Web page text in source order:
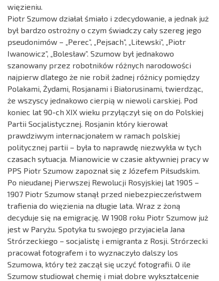
więzieniu.
Piotr Szumow działał śmiało i zdecydowanie, a jednak już
był bardzo ostrożny o czym świadczy cały szereg jego
pseudonimów – „Perec”, „Pejsach”, „Litewski”, „Piotr
Iwanowicz”, „Bolesław”. Szumow był jednakowo
szanowany przez robotników różnych narodowości
najpierw dlatego że nie robił żadnej różnicy pomiędzy
Polakami, Żydami, Rosjanami i Białorusinami, twierdząc,
że wszyscy jednakowo cierpią w niewoli carskiej. Pod
koniec lat 90-ch XIX wieku przyłączył się on do Polskiej
Partii Socjalistycznej. Rosjanin który kierował
prawdziwym internacjonałem w ramach polskiej
politycznej partii – była to naprawdę niezwykła w tych
czasach sytuacja. Mianowicie w czasie aktywniej pracy w
PPS Piotr Szumow zapoznał się z Józefem Piłsudskim.
Po nieudanej Pierwszej Rewolucji Rosyjskiej lat 1905 –
1907 Piotr Szumow stanął przed niebezpieczeństwem
trafienia do więzienia na długie lata. Wraz z żoną
decyduje się na emigrację. W 1908 roku Piotr Szumow już
jest w Paryżu. Spotyka tu swojego przyjaciela Jana
Strórzeckiego – socjalistę i emigranta z Rosji. Strórzecki
pracował fotografem i to wyznaczyło dalszy los
Szumowa, który też zaczął się uczyć fotografii. O ile
Szumow studiował chemię i miał dobre wykształcenie